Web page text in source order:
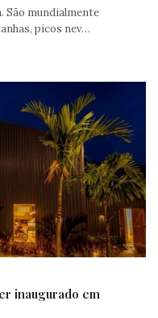
São mundialmente
picos nev…
inaugurado em